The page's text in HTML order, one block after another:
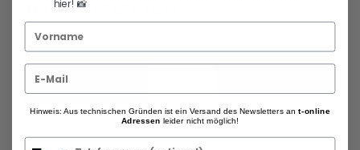
TEXT TEXT TEXT TEXT
Wenig
hier! 📸
Hinweis: Aus technischen Gründen ist ein Versand des Newsletters an t-online
Adressen leider nicht möglich!